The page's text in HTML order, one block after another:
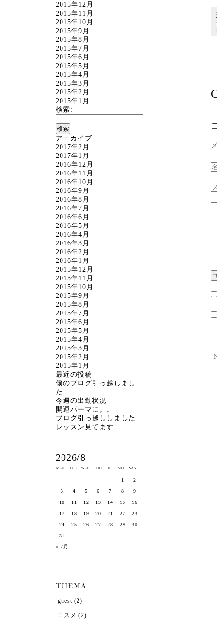
2015年12月
2015年11月
2015年10月
2015年9月
2015年8月
2015年7月
2015年6月
2015年5月
2015年4月
2015年3月
2015年2月
2015年1月
検索:
アーカイブ
2017年2月
2017年1月
2016年12月
2016年11月
2016年10月
2016年9月
2016年8月
2016年7月
2016年6月
2016年5月
2016年4月
2016年3月
2016年2月
2016年1月
2015年12月
2015年11月
2015年10月
2015年9月
2015年8月
2015年7月
2015年6月
2015年5月
2015年4月
2015年3月
2015年2月
2015年1月
最近の投稿
僕のブログ引っ越しまし
た
今週の出勤状況
開運パーマに。。
ブログ引っ越ししました
レッスン見てます
2026/8
« 2月
1 2
3 4 5 6 7 8 9
10 11 12 13 14 15 16
17 18 19 20 21 22 23
24 25 26 27 28 29 30
31
guest (2)
コスメ (2)